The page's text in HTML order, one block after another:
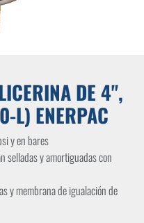
DE 4",
L) ENERPAC
y en bares
selladas y amortiguadas con
y membrana de igualación de